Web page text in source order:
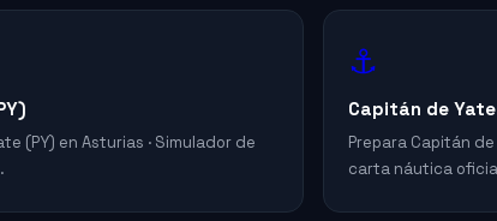
(PY) en Asturias · Simulador de
⚓
Capitán de
Prepara Capitán
carta náutica